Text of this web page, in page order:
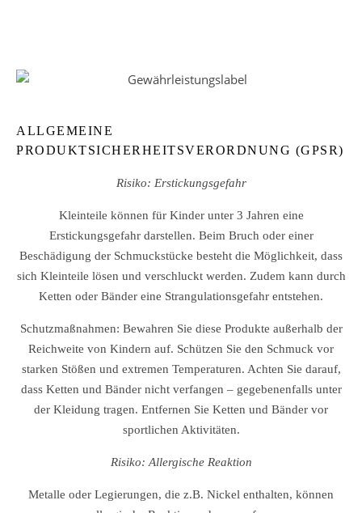
ALLGEMEINE
PRODUKTSICHERHEITSVERORDNUNG (GPSR)
Risiko: Erstickungsgefahr
Kleinteile können für Kinder unter 3 Jahren eine
Erstickungsgefahr darstellen. Beim Bruch oder einer
Beschädigung der Schmuckstücke besteht die Möglichkeit, dass
sich Kleinteile lösen und verschluckt werden. Zudem kann durch
Ketten oder Bänder eine Strangulationsgefahr entstehen.
Schutzmaßnahmen: Bewahren Sie diese Produkte außerhalb der
Reichweite von Kindern auf. Schützen Sie den Schmuck vor
starken Stößen und extremen Temperaturen. Achten Sie darauf,
dass Ketten und Bänder nicht verfangen – gegebenenfalls unter
der Kleidung tragen. Entfernen Sie Ketten und Bänder vor
sportlichen Aktivitäten.
Risiko: Allergische Reaktion
Metalle oder Legierungen, die z.B. Nickel enthalten, können